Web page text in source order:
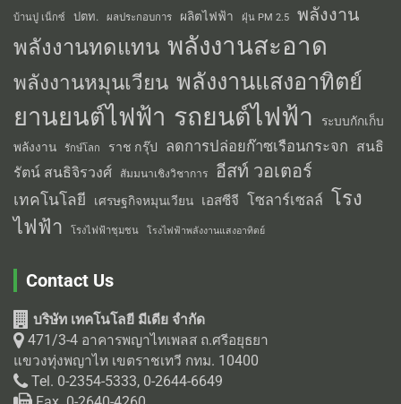
บ้านปู เน็กซ์ ปตท. ผลประกอบการ ผลิตไฟฟ้า ฝุ่น PM 2.5 พลังงาน
พลังงานทดแทน พลังงานสะอาด
พลังงานหมุนเวียน พลังงานแสงอาทิตย์
ยานยนต์ไฟฟ้า รถยนต์ไฟฟ้า
ระบบกักเก็บ
พลังงาน
รักษ์โลก ราช กรุ๊ป ลดการปล่อยก๊าซเรือนกระจก สนธิ
รัตน์ สนธิจิรวงศ์
สัมมนาเชิงวิชาการ อีสท์ วอเตอร์
เทคโนโลยี เศรษฐกิจหมุนเวียน เอสซีจี โซลาร์เซลล์ โรง
ไฟฟ้า
โรงไฟฟ้าชุมชน โรงไฟฟ้าพลังงานแสงอาทิตย์
Contact Us
บริษัท เทคโนโลยี มีเดีย จำกัด
471/3-4 อาคารพญาไทเพลส ถ.ศรีอยุธยา
แขวงทุ่งพญาไท เขตราชเทวี กทม. 10400
Tel. 0-2354-5333, 0-2644-6649